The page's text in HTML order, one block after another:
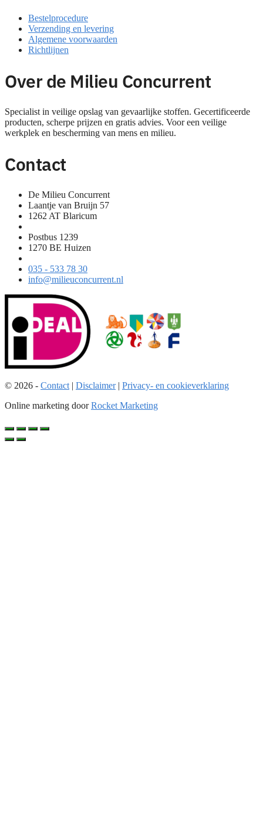
Bestelprocedure
Verzending en levering
Algemene voorwaarden
Richtlijnen
Over de Milieu Concurrent
Specialist in veilige opslag van gevaarlijke stoffen. Gecertificeerde
producten, scherpe prijzen en gratis advies. Voor een veilige
werkplek en bescherming van mens en milieu.
Contact
De Milieu Concurrent
Laantje van Bruijn 57
1262 AT Blaricum
Postbus 1239
1270 BE Huizen
035 - 533 78 30
info@milieuconcurrent.nl
© 2026 - Contact | Disclaimer| Privacy- en cookieverklaring
Online marketing doorRocket Marketing